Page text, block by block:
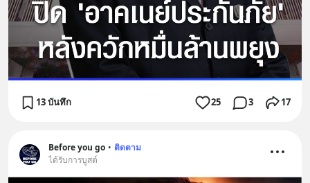
13 บันทึก 25 3 17
Before you go • ติดตาม
ได้รับการบูสต์